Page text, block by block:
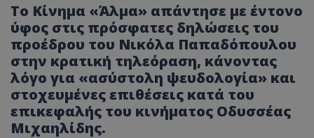
Το Κίνημα «Άλμα» απάντησε με έντονο
ύφος στις πρόσφατες δηλώσεις του
προέδρου του Νικόλα Παπαδόπουλου
στην κρατική τηλεόραση, κάνοντας
λόγο για «ασύστολη ψευδολογία» και
στοχευμένες επιθέσεις κατά του
επικεφαλής του κινήματος Οδυσσέας
Μιχαηλίδης.